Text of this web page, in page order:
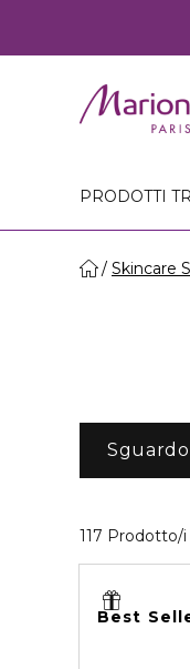
PRODOTTI
Skincare
117 Prodotto/i
Best